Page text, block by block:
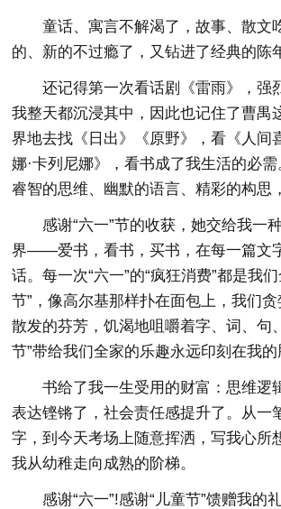
童话、寓言不解渴了，故事、散文
的、新的不过瘾了，又钻进了经典的陈
还记得第一次看话剧《雷雨》，强
我整天都沉浸其中，因此也记住了曹禺
界地去找《日出》《原野》，看《人间
娜·卡列尼娜》，看书成了我生活的必
睿智的思维、幽默的语言、精彩的构思
感谢“六一”节的收获，她交给我一
界——爱书，看书，买书，在每一篇文
话。每一次“六一”的“疯狂消费”都是我
节”，像高尔基那样扑在面包上，我们
散发的芬芳，饥渴地咀嚼着字、词、句
节”带给我们全家的乐趣永远印刻在我的
书给了我一生受用的财富：思维逻
表达铿锵了，社会责任感提升了。从一
字，到今天考场上随意挥洒，写我心所
我从幼稚走向成熟的阶梯。
感谢“六一”!感谢“儿童节”馈赠我的